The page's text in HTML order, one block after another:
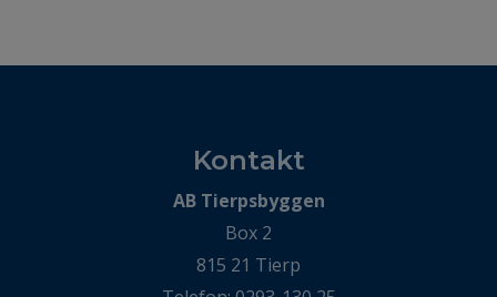
Kontakt
AB Tierpsbyggen
Box 2
815 21 Tierp